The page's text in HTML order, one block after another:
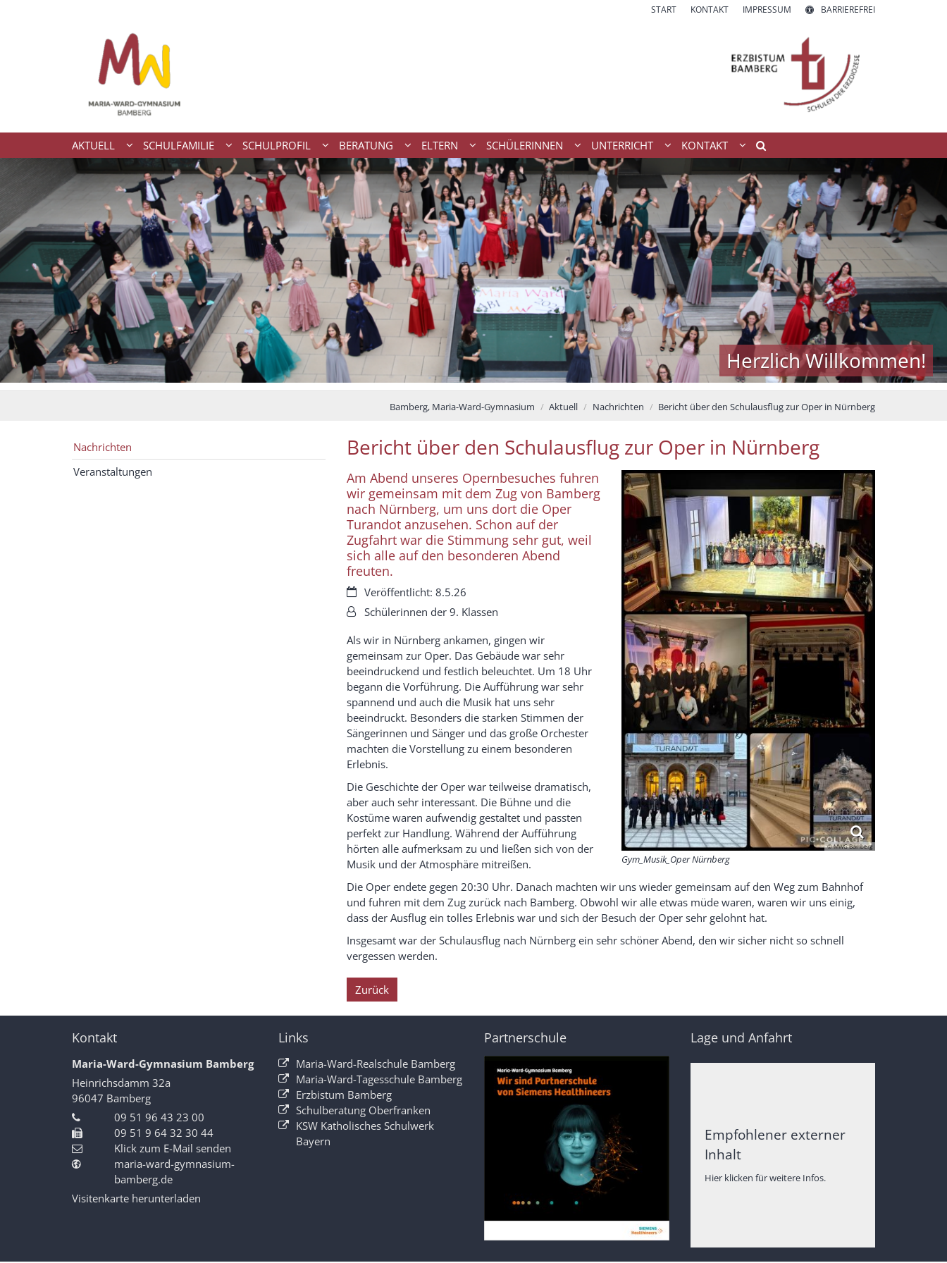
START KONTAKT IMPRESSUM BARRIEREFREI
AKTUELL SCHULFAMILIE SCHULPROFIL BERATUNG ELTERN SCHÜLERINNEN UNTERRICHT KONTAKT
Herzlich Willkommen!
Bamberg, Maria-Ward-Gymnasium Aktuell Nachrichten Bericht über den Schulausflug zur Oper in Nürnberg
Bericht über den Schulausflug zur Oper in Nürnberg
© MWG Bamberg
Gym_Musik_Oper Nürnberg
Am Abend unseres Opernbesuches fuhren
wir gemeinsam mit dem Zug von Bamberg
nach Nürnberg, um uns dort die Oper
Turandot anzusehen. Schon auf der
Zugfahrt war die Stimmung sehr gut, weil
sich alle auf den besonderen Abend
freuten.
Datum:Veröffentlicht: 8.5.26
Von:Schülerinnen der 9. Klassen
Als wir in Nürnberg ankamen, gingen wir
gemeinsam zur Oper. Das Gebäude war sehr
beeindruckend und festlich beleuchtet. Um 18 Uhr
begann die Vorführung. Die Aufführung war sehr
spannend und auch die Musik hat uns sehr
beeindruckt. Besonders die starken Stimmen der
Sängerinnen und Sänger und das große Orchester
machten die Vorstellung zu einem besonderen
Erlebnis.
Die Geschichte der Oper war teilweise dramatisch,
aber auch sehr interessant. Die Bühne und die
Kostüme waren aufwendig gestaltet und passten
perfekt zur Handlung. Während der Aufführung
hörten alle aufmerksam zu und ließen sich von der
Musik und der Atmosphäre mitreißen.
Die Oper endete gegen 20:30 Uhr. Danach machten wir uns wieder gemeinsam auf den Weg zum Bahnhof
und fuhren mit dem Zug zurück nach Bamberg. Obwohl wir alle etwas müde waren, waren wir uns einig,
dass der Ausflug ein tolles Erlebnis war und sich der Besuch der Oper sehr gelohnt hat.
Insgesamt war der Schulausflug nach Nürnberg ein sehr schöner Abend, den wir sicher nicht so schnell
vergessen werden.
Zurück
Nachrichten
Veranstaltungen
Kontakt
Maria-Ward-Gymnasium Bamberg
Heinrichsdamm 32a
96047 Bamberg
09 51 96 43 23 00
09 51 9 64 32 30 44
Klick zum E-Mail senden
maria-ward-gymnasium-
bamberg.de
Visitenkarte herunterladen
Links
Maria-Ward-Realschule Bamberg
Maria-Ward-Tagesschule Bamberg
Erzbistum Bamberg
Schulberatung Oberfranken
KSW Katholisches Schulwerk
Bayern
Partnerschule Lage und Anfahrt
Empfohlener externer
Inhalt
Hier klicken für weitere Infos.